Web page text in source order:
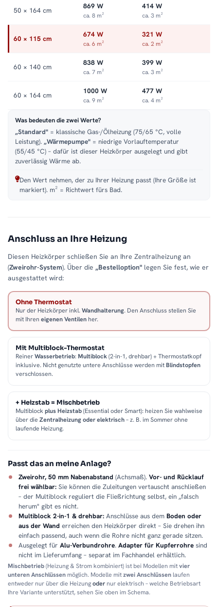
50 × 164 cm 869 W
ca. 8 m²
414 W
ca. 3 m²
60 × 115 cm 674 W
ca. 6 m²
321 W
ca. 2 m²
60 × 140 cm 838 W
ca. 7 m²
399 W
ca. 3 m²
60 × 164 cm 1000 W
ca. 9 m²
477 W
ca. 4 m²
Was bedeuten die zwei Werte?
„Standard" = klassische Gas-/Ölheizung (75/65 °C, volle
Leistung). „Wärmepumpe" = niedrige Vorlauftemperatur
(55/45 °C) – dafür ist dieser Heizkörper ausgelegt und gibt
zuverlässig Wärme ab.
Den Wert nehmen, der zu Ihrer Heizung passt (Ihre Größe ist
markiert). m² = Richtwert fürs Bad.
Anschluss an Ihre Heizung
Diesen Heizkörper schließen Sie an Ihre Zentralheizung an
(Zweirohr-System). Über die „Bestelloption" legen Sie fest, wie er
ausgestattet wird:
Ohne Thermostat
Nur der Heizkörper inkl. Wandhalterung. Den Anschluss stellen Sie
mit Ihren eigenen Ventilen her.
Mit Multiblock-Thermostat
ReinerWasserbetrieb: Multiblock(2-in-1, drehbar) + Thermostatkopf
inklusive. Nicht genutzte untere Anschlüsse werden mitBlindstopfen
verschlossen.
+ Heizstab = Mischbetrieb
Multiblock plus Heizstab(Essential oder Smart): heizen Sie wahlweise
über die Zentralheizung oder elektrisch– z. B. im Sommer ohne
laufende Heizung.
Passt das an meine Anlage?
Zweirohr, 50 mm Nabenabstand (Achsmaß). Vor- und Rücklauf
frei wählbar: Sie können die Zuleitungen vertauscht anschließen
– der Multiblock reguliert die Fließrichtung selbst, ein „falsch
herum" gibt es nicht.
Multiblock 2-in-1 & drehbar: Anschlüsse aus dem Boden oder
aus der Wand erreichen den Heizkörper direkt – Sie drehen ihn
einfach passend, auch wenn die Rohre nicht ganz gerade sitzen.
Ausgelegt für Alu-Verbundrohre. Adapter für Kupferrohre sind
nicht im Lieferumfang – separat im Fachhandel erhältlich.
Mischbetrieb(Heizung & Strom kombiniert) ist bei Modellen mitvier
unteren Anschlüssen möglich. Modelle mitzwei Anschlüssen laufen
entweder nur über die Heizungoder nur elektrisch – welche Betriebsart
Ihre Variante unterstützt, sehen Sie oben im Schema.